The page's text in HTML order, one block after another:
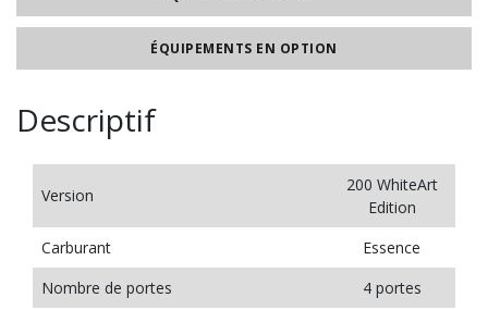
ÉQUIPEMENTS EN OPTION
Descriptif
Version
200 WhiteArt
Edition
Carburant
Essence
Nombre de portes
4 portes